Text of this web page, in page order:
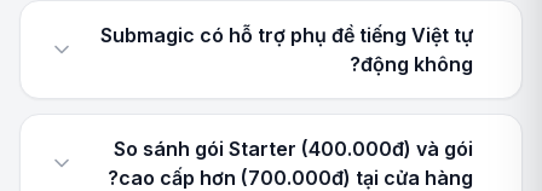
Submagic có hỗ trợ phụ đề tiếng Việt tự
động không?
So sánh gói Starter (400.000đ) và gói
cao cấp hơn (700.000đ) tại cửa hàng?